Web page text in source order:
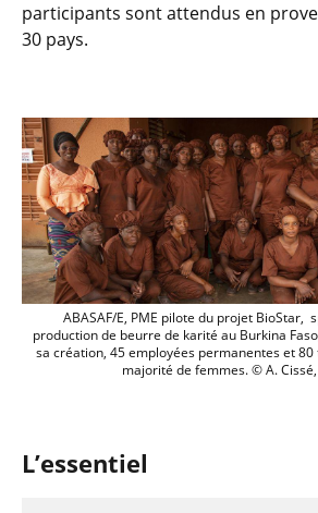
participants sont attendus en
30 pays.
Employées
ABASAF/E, PME pilote du projet BioStar,
production de beurre de karité au Burkina
sa création, 45 employées permanentes et
majorité de femmes. © A.
L’essentiel